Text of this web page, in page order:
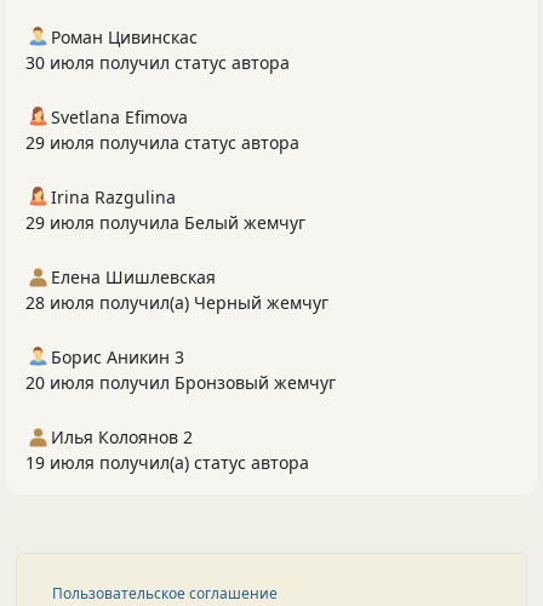
Роман Цивинскас
30 июля получил статус автора
Svetlana Efimova
29 июля получила статус автора
Irina Razgulina
29 июля получила Белый жемчуг
Елена Шишлевская
28 июля получил(а) Черный жемчуг
Борис Аникин 3
20 июля получил Бронзовый жемчуг
Илья Колоянов 2
19 июля получил(а) статус автора
Пользовательское соглашение